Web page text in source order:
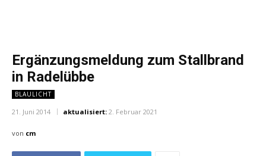
Ergänzungsmeldung zum Stallbrand
in Radelübbe
BLAULICHT
21. Juni 2014 aktualisiert: 2. Februar 2021
von cm